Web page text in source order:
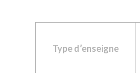
Type d’enseigne